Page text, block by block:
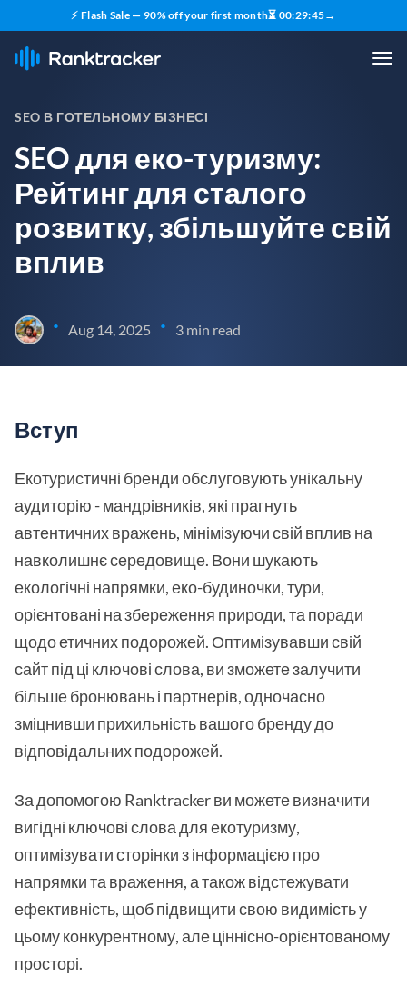
⚡ Flash Sale — 90% off your first month⏳ 00:29:44→
SEO В ГОТЕЛЬНОМУ БІЗНЕСІ
SEO для еко-туризму:
Рейтинг для сталого
розвитку, збільшуйте свій
вплив
• Aug 14, 2025 • 3 min read
Вступ
Екотуристичні бренди обслуговують унікальну
аудиторію - мандрівників, які прагнуть
автентичних вражень, мінімізуючи свій вплив на
навколишнє середовище. Вони шукають
екологічні напрямки, еко-будиночки, тури,
орієнтовані на збереження природи, та поради
щодо етичних подорожей. Оптимізувавши свій
сайт під ці ключові слова, ви зможете залучити
більше бронювань і партнерів, одночасно
зміцнивши прихильність вашого бренду до
відповідальних подорожей.
За допомогою Ranktracker ви можете визначити
вигідні ключові слова для екотуризму,
оптимізувати сторінки з інформацією про
напрямки та враження, а також відстежувати
ефективність, щоб підвищити свою видимість у
цьому конкурентному, але ціннісно-орієнтованому
просторі.